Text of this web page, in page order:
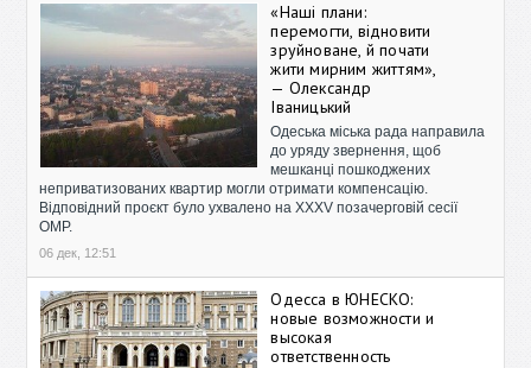
«Наші плани:
перемогти, відновити
зруйноване, й почати
жити мирним життям»,
— Олександр
Іваницький
Одеська міська рада направила
до уряду звернення, щоб
мешканці пошкоджених
неприватизованих квартир могли отримати компенсацію.
Відповідний проєкт було ухвалено на XXXV позачерговій сесії
ОМР.
06 дек, 12:51
Одесса в ЮНЕСКО:
новые возможности и
высокая
ответственность